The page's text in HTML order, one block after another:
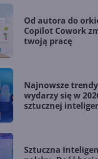
Od autora do
Copilot Cowork
twoją pracę
Najnowsze
wydarzy się w
sztucznej
Sztuczna